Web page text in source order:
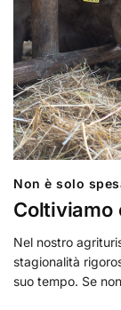
Non è solo
Coltiviamo
Nel nostro
stagionalità
suo tempo. Se